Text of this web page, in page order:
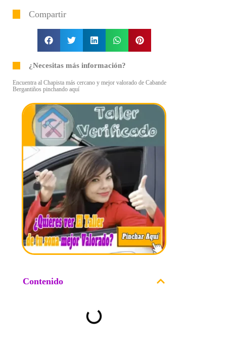
Compartir
¿Necesitas más información?
Encuentra al Chapista más cercano y mejor valorado de Cabande
Bergantiños pinchando aquí
Contenido